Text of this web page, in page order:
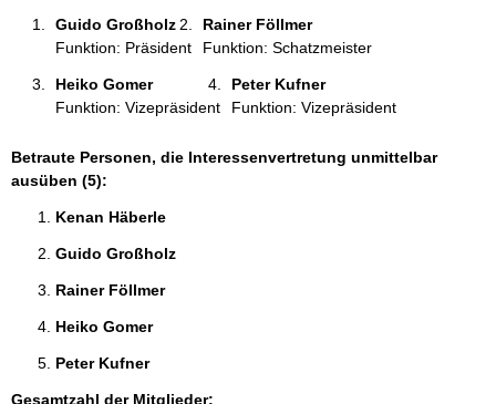
Guido Großholz
Funktion: Präsident
Rainer Föllmer
Funktion: Schatzmeister
Heiko Gomer
Funktion: Vizepräsident
Peter Kufner
Funktion: Vizepräsident
Betraute Personen, die Interessenvertretung unmittelbar
ausüben (5):
Kenan Häberle
Guido Großholz
Rainer Föllmer
Heiko Gomer
Peter Kufner
Gesamtzahl der Mitglieder: